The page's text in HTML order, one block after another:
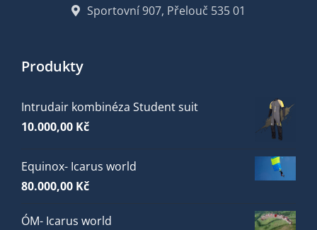
Sportovní 907, Přelouč 535 01
Produkty
Intrudair kombinéza Student suit
10.000,00 Kč
Equinox- Icarus world
80.000,00 Kč
ÓM- Icarus world